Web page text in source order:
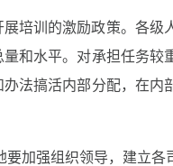
培训的激励政策。 各级
和水平。对承担任务较
法搞活内部分配，在
要加强组织领导，建立各